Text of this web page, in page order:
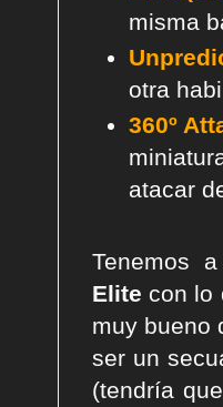
misma
otra
360º
atacar
Tenemos
Elite con lo
muy bueno
ser un
(tendría